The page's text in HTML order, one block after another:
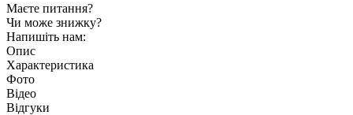
Маєте питання?
Чи може знижку?
Напишіть нам:
Опис
Характеристика
Фото
Відео
Відгуки